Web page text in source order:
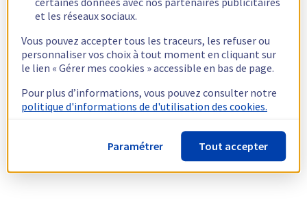
et les réseaux sociaux.
Vous pouvez accepter tous les traceurs, les refuser ou
personnaliser vos choix à tout moment en cliquant sur
le lien « Gérer mes cookies » accessible en bas de page.
Pour plus d’informations, vous pouvez consulter notre
politique d'informations de d'utilisation des cookies.
Paramétrer Tout accepter